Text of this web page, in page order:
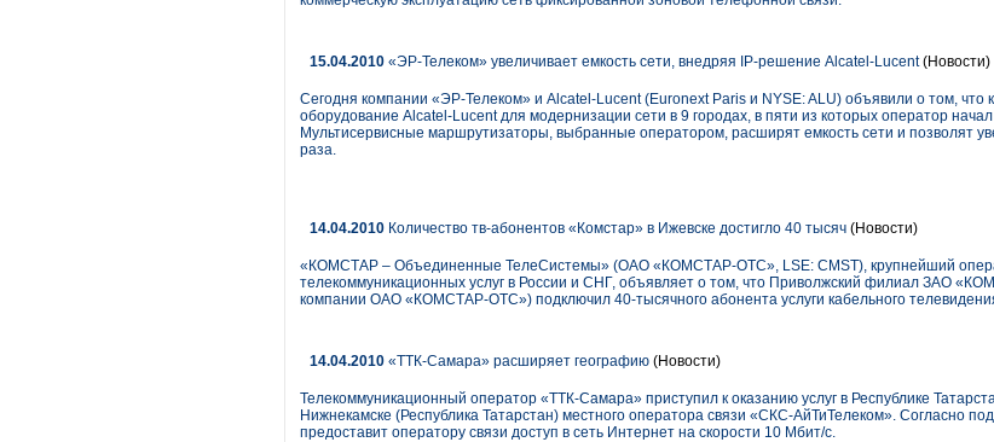
15.04.2010 «ЭР-Телеком» увеличивает емкость сети, внедряя IP-решение Alcatel-Lucent(Новости)
Сегодня компании «ЭР-Телеком» и Alcatel-Lucent (Euronext Paris и NYSE: ALU) объявили о том,
оборудование Alcatel-Lucent для модернизации сети в 9 городах, в пяти из которых оператор
Мультисервисные маршрутизаторы, выбранные оператором, расширят емкость сети и позволят
раза.
14.04.2010 Количество тв-абонентов «Комстар» в Ижевске достигло 40 тысяч (Новости)
«КОМСТАР – Объединенные ТелеСистемы» (ОАО «КОМСТАР-ОТС», LSE: CMST), крупнейший
телекоммуникационных услуг в России и СНГ, объявляет о том, что Приволжский филиал ЗАО
компании ОАО «КОМСТАР-ОТС») подключил 40-тысячного абонента услуги кабельного
14.04.2010 «ТТК-Самара» расширяет географию (Новости)
Телекоммуникационный оператор «ТТК-Самара» приступил к оказанию услуг в Республике
Нижнекамске (Республика Татарстан) местного оператора связи «СКС-АйТиТелеком». Согласно
предоставит оператору связи доступ в сеть Интернет на скорости 10 Мбит/с.